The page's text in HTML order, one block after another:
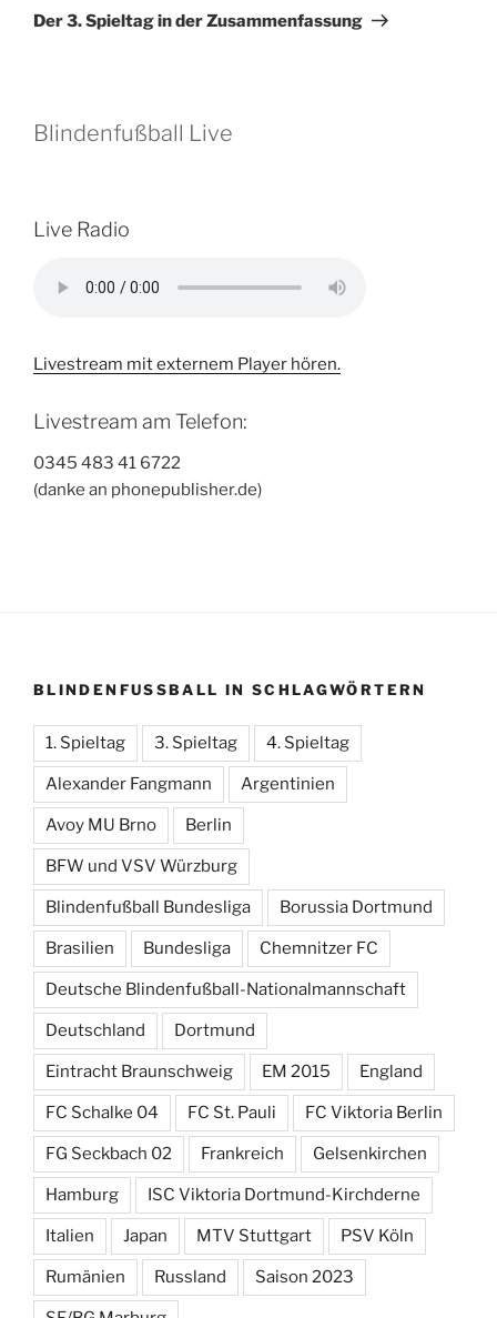
Beitrag
Der 3. Spieltag in der Zusammenfassung
Blindenfußball Live
Live Radio
Livestream mit externem Player hören.
Livestream am Telefon:
0345 483 41 6722
(danke an phonepublisher.de)
BLINDENFUSSBALL IN SCHLAGWÖRTERN
1. Spieltag 3. Spieltag 4. Spieltag
Alexander Fangmann Argentinien
Avoy MU Brno Berlin
BFW und VSV Würzburg
Blindenfußball Bundesliga Borussia Dortmund
Brasilien Bundesliga Chemnitzer FC
Deutsche Blindenfußball-Nationalmannschaft
Deutschland Dortmund
Eintracht Braunschweig EM 2015 England
FC Schalke 04 FC St. Pauli FC Viktoria Berlin
FG Seckbach 02 Frankreich Gelsenkirchen
Hamburg ISC Viktoria Dortmund-Kirchderne
Italien Japan MTV Stuttgart PSV Köln
Rumänien Russland Saison 2023